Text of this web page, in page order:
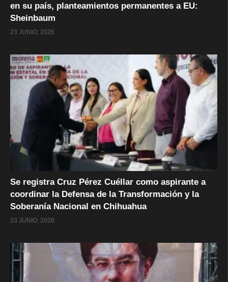
en su país, planteamientos permanentes a EU:
Sheinbaum
23 JUNIO, 2026
Se registra Cruz Pérez Cuéllar como aspirante a
coordinar la Defensa de la Transformación y la
Soberanía Nacional en Chihuahua
23 JUNIO, 2026